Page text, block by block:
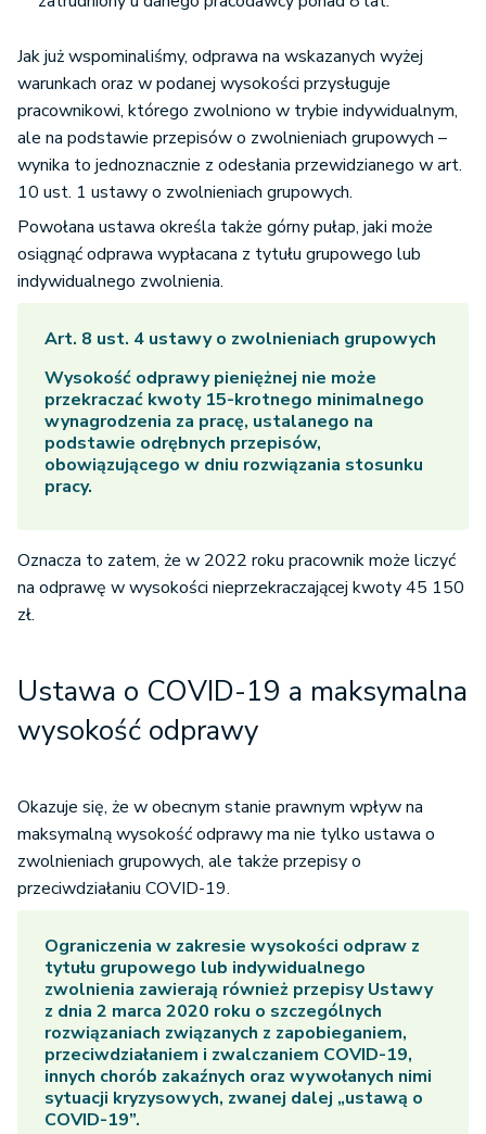
Jak już wspominaliśmy, odprawa na wskazanych wyżej
warunkach oraz w podanej wysokości przysługuje
pracownikowi, którego zwolniono w trybie indywidualnym,
ale na podstawie przepisów o zwolnieniach grupowych –
wynika to jednoznacznie z odesłania przewidzianego w art.
10 ust. 1 ustawy o zwolnieniach grupowych.
Powołana ustawa określa także górny pułap, jaki może
osiągnąć odprawa wypłacana z tytułu grupowego lub
indywidualnego zwolnienia.
Art. 8 ust. 4 ustawy o zwolnieniach grupowych
Wysokość odprawy pieniężnej nie może
przekraczać kwoty 15-krotnego minimalnego
wynagrodzenia za pracę, ustalanego na
podstawie odrębnych przepisów,
obowiązującego w dniu rozwiązania stosunku
pracy.
Oznacza to zatem, że w 2022 roku pracownik może liczyć
na odprawę w wysokości nieprzekraczającej kwoty 45 150
zł.
Ustawa o COVID-19 a maksymalna
wysokość odprawy
Okazuje się, że w obecnym stanie prawnym wpływ na
maksymalną wysokość odprawy ma nie tylko ustawa o
zwolnieniach grupowych, ale także przepisy o
przeciwdziałaniu COVID-19.
Ograniczenia w zakresie wysokości odpraw z
tytułu grupowego lub indywidualnego
zwolnienia zawierają również przepisy Ustawy
z dnia 2 marca 2020 roku o szczególnych
rozwiązaniach związanych z zapobieganiem,
przeciwdziałaniem i zwalczaniem COVID-19,
innych chorób zakaźnych oraz wywołanych nimi
sytuacji kryzysowych, zwanej dalej „ustawą o
COVID-19”.